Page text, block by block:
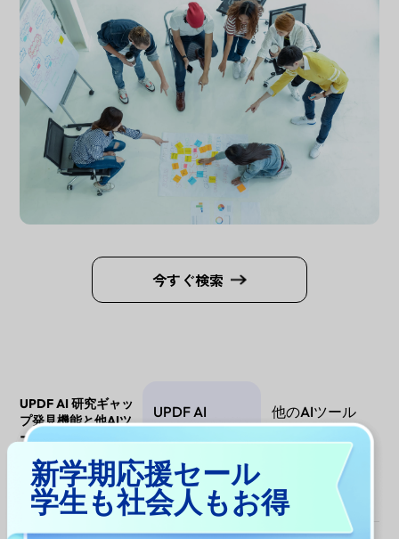
今すぐ検索
UPDF AI 研究ギャッ
プ発見機能と他AIツ
ールの比較
UPDF AI 他のAIツール
データソース
2億2,000万件以上の
学術論文
学術以外の混合ソー
スが中心
新学期応援セール
学生も社会人もお得